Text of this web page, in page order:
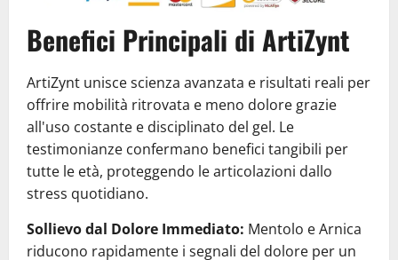
Benefici Principali di ArtiZynt
ArtiZynt unisce scienza avanzata e risultati reali per
offrire mobilità ritrovata e meno dolore grazie
all'uso costante e disciplinato del gel. Le
testimonianze confermano benefici tangibili per
tutte le età, proteggendo le articolazioni dallo
stress quotidiano.
Sollievo dal Dolore Immediato: Mentolo e Arnica
riducono rapidamente i segnali del dolore per un